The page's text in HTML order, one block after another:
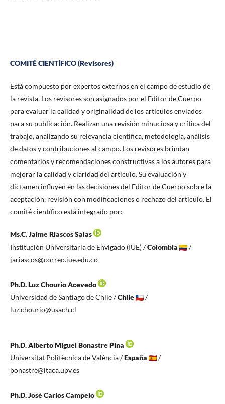
COMITÉ CIENTÍFICO (Revisores)
Está compuesto por expertos externos en el campo de estudio de
la revista. Los revisores son asignados por el Editor de Cuerpo
para evaluar la calidad y originalidad de los artículos enviados
para su publicación. Realizan una revisión minuciosa y crítica del
trabajo, analizando su relevancia científica, metodología, análisis
de datos y contribuciones al campo. Los revisores brindan
comentarios y recomendaciones constructivas a los autores para
mejorar la calidad y claridad del artículo. Su evaluación y
dictamen influyen en las decisiones del Editor de Cuerpo sobre la
aceptación, revisión con modificaciones o rechazo del artículo. El
comité científico está integrado por:
Ms.C. Jaime Riascos Salas
Institución Universitaria de Envigado (IUE) /Colombia
/
jariascos@correo.iue.edu.co
Ph.D. Luz Chourio Acevedo
Universidad de Santiago de Chile /Chile
/
luz.chourio@usach.cl
Ph.D. Alberto Miguel Bonastre Pina
Universitat Politècnica de València /España
/
bonastre@itaca.upv.es
Ph.D. José Carlos Campelo